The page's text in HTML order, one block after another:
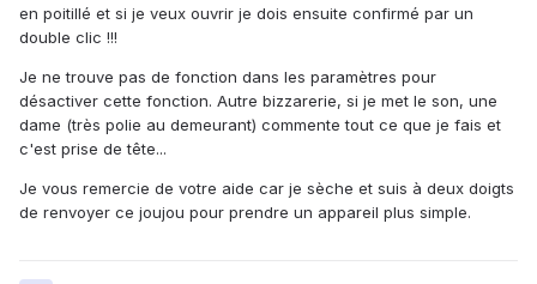
en poitillé et si je veux ouvrir je dois ensuite confirmé par un
double clic !!!
Je ne trouve pas de fonction dans les paramètres pour
désactiver cette fonction. Autre bizzarerie, si je met le son, une
dame (très polie au demeurant) commente tout ce que je fais et
c'est prise de tête...
Je vous remercie de votre aide car je sèche et suis à deux doigts
de renvoyer ce joujou pour prendre un appareil plus simple.